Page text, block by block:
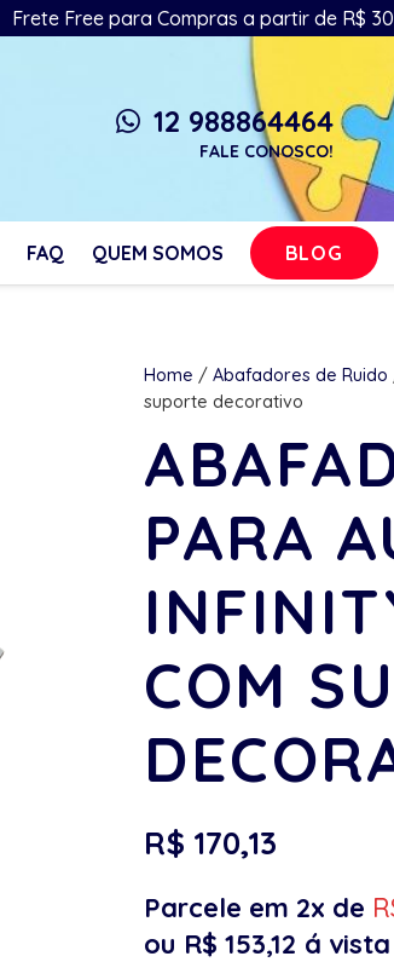
Frete Free para Compras a partir de R$
whatsapp 12 988864464
FALE CONOSCO!
FAQ QUEM SOMOS BLOG
Home / Abafadores de Ruido
suporte decorativo
PARA
COM
R$ 170,13
Parcele em 2x de
ou R$ 153,12 á vista